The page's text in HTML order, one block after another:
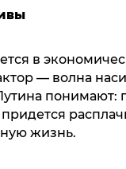
в
— волна
понимают:
жизнь.